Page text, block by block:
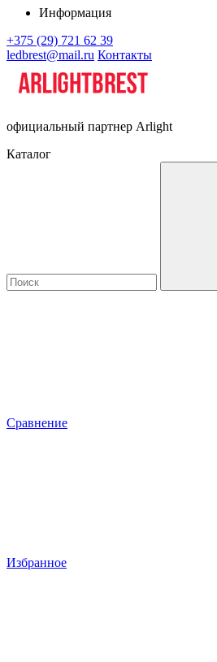
Информация
+375 (29) 721 62 39
ledbrest@mail.ru Контакты
официальный партнер Arlight
Каталог
Сравнение
Избранное